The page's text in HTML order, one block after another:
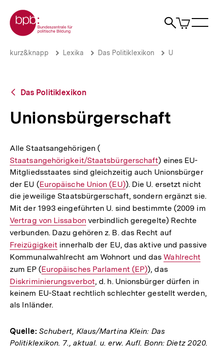
zum
Seiteninhalt
springen
Zur Startseite der bpb
Suche
Artikel
im
Unionsbürgerschaft
Brotkrümelnavigation
Pfadnavigation
kurz&knapp Lexika Das Politiklexikon U
Zurück
Übersicht
Das Politiklexikon
Unionsbürgerschaft
Alle Staatsangehörigen (
Link:
Staatsangehörigkeit/Staatsbürgerschaft) eines EU-
Mitgliedsstaates sind gleichzeitig auch Unionsbürger
der EU (Interner
Link:
Europäische Union (EU)). Die U. ersetzt nicht
die jeweilige Staatsbürgerschaft, sondern ergänzt sie.
Mit der 1993 eingeführten U. sind bestimmte (2009 im
Vertrag von Lissabonverbindlich geregelte) Rechte
verbunden. Dazu gehören z. B. das Recht aufInterner
Link:
Freizügigkeit innerhalb der EU, das aktive und passive
Kommunalwahlrecht am Wohnort und dasInterner
Link:
Wahlrecht
zum EP (Interner
Link:
Europäisches Parlament (EP)), dasInterner
Link:
Diskriminierungsverbot, d. h. Unionsbürger dürfen in
keinem EU-Staat rechtlich schlechter gestellt werden,
als Inländer.
Quelle: Schubert, Klaus/Martina Klein: Das
Politiklexikon. 7., aktual. u. erw. Aufl. Bonn: Dietz 2020.